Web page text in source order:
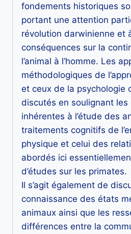
fondements historiques
portant une attention
révolution darwinienne et
conséquences sur la
l’animal à l’homme. Les
méthodologiques de
et ceux de la psychologie
discutés en soulignant
inhérentes à l’étude des
traitements cognitifs de
physique et celui des
abordés ici
d’études sur les primates.
Il s’agit également de
connaissance des états
animaux ainsi que les
différences entre la